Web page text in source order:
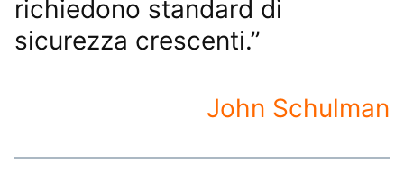
richiedono standard di
sicurezza crescenti.”
John Schulman